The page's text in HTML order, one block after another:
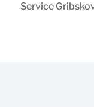
Service